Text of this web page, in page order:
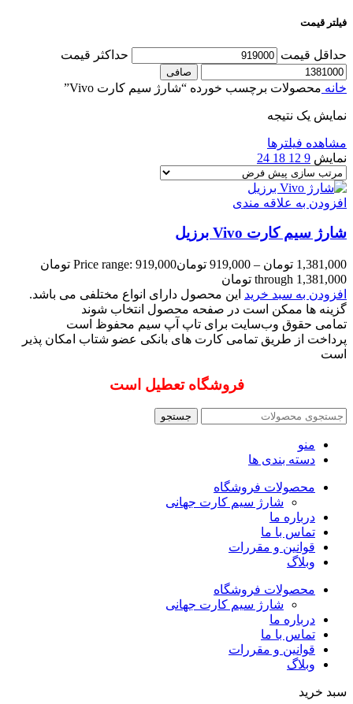
فیلتر قیمت
حداقل قیمت حداكثر قيمت
صافی
خانه محصولات برچسب خورده “شارژ سیم کارت Vivo”
نمایش یک نتیجه
مشاهده فیلترها
نمایش 9
12
18
24
افزودن به علاقه مندی
شارژ سیم کارت Vivo برزیل
1,381,000 تومان –
919,000 تومان
Price range: 919,000 تومان
through 1,381,000 تومان
افزودن به سبد خرید این محصول دارای انواع مختلفی می باشد.
گزینه ها ممکن است در صفحه محصول انتخاب شوند
تمامی حقوق وب‌سایت برای تاپ آپ سیم محفوظ است
پرداخت از طریق تمامی کارت های بانکی عضو شتاب امکان پذیر
است
فروشگاه تعطیل است
جستجو
منو
دسته بندی ها
محصولات فروشگاه
شارژ سیم کارت جهانی
درباره ما
تماس با ما
قوانین و مقررات
وبلاگ
محصولات فروشگاه
شارژ سیم کارت جهانی
درباره ما
تماس با ما
قوانین و مقررات
وبلاگ
سبد خرید